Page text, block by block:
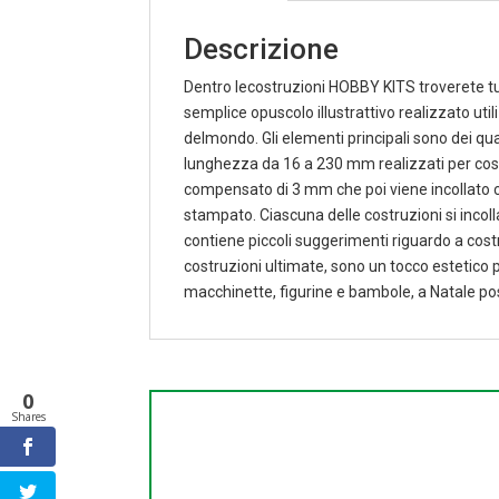
Descrizione
Dentro lecostruzioni HOBBY KITS troverete
semplice opuscolo illustrattivo realizzato
delmondo. Gli elementi principali sono dei
lunghezza da 16 a 230 mm realizzati per
compensato di 3 mm che poi viene
stampato. Ciascuna delle costruzioni si
contiene piccoli suggerimenti riguardo a
costruzioni ultimate, sono un tocco estetico
macchinette, figurine e bambole, a Natale
0
Shares